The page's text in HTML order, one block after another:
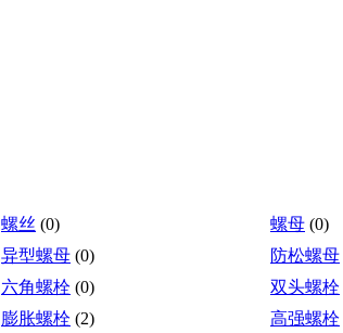
螺丝 (0) 螺母 (0)
异型螺母 (0) 防松螺母
六角螺栓 (0) 双头螺栓
膨胀螺栓 (2) 高强螺栓